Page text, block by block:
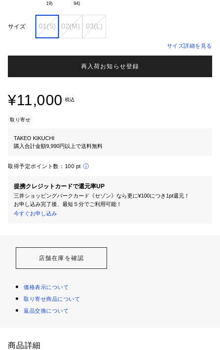
19)
94)
サイズ 01(S) 02(M) 03(L)
サイズ詳細を見る
再入荷お知らせ登録
¥11,000 税込
取り寄せ
TAKEO KIKUCHI
購入合計金額9,990円以上で送料無料
取得予定ポイント数： 100 pt
提携クレジットカードで還元率UP
三井ショッピングパークカード《セゾン》なら更に¥100につき1pt還元！
お申し込み完了後、最短５分でご利用可能！
今すぐお申し込み
店舗在庫を確認
価格表示について
取り寄せ商品について
返品交換について
商品詳細